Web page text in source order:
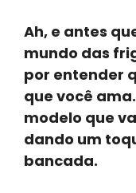
Ah, e antes
mundo das
por entender
que você
modelo que
dando um
bancada.